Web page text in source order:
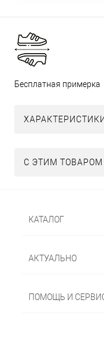
Бесплатная примерка
ХАРАКТЕРИСТИКИ
С ЭТИМ
КАТАЛОГ
АКТУАЛЬНО
ПОМОЩЬ И